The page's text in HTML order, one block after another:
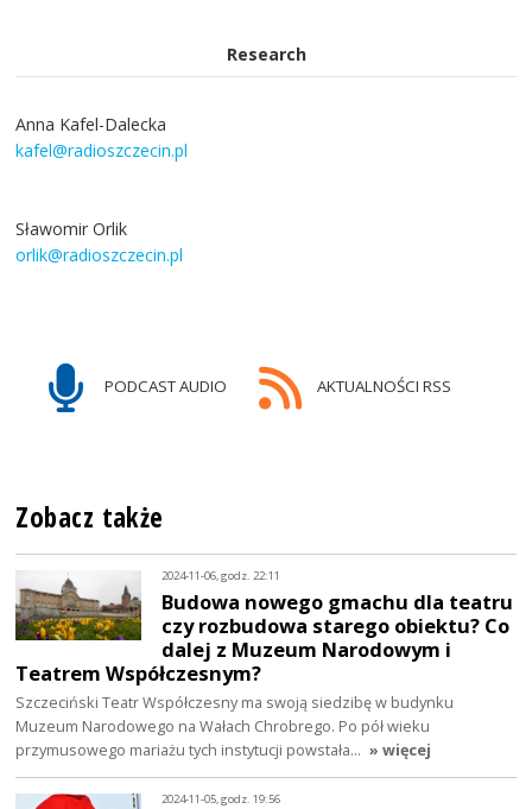
Research
Anna Kafel-Dalecka
kafel@radioszczecin.pl
Sławomir Orlik
orlik@radioszczecin.pl
PODCAST AUDIO AKTUALNOŚCI RSS
Zobacz także
2024-11-06, godz. 22:11
Budowa nowego gmachu dla teatru
czy rozbudowa starego obiektu? Co
dalej z Muzeum Narodowym i
Teatrem Współczesnym?
Szczeciński Teatr Współczesny ma swoją siedzibę w budynku
Muzeum Narodowego na Wałach Chrobrego. Po pół wieku
przymusowego mariażu tych instytucji powstała… » więcej
2024-11-05, godz. 19:56